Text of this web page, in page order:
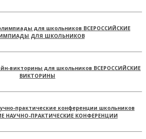
ВСЕРОССИЙСКИЕ
ДЛЯ ШКОЛЬНИКОВ
ВСЕРОССИЙСКИЕ
ВИКТОРИНЫ
НАУЧНО-ПРАКТИЧЕСКИЕ КОНФЕРЕНЦИИ